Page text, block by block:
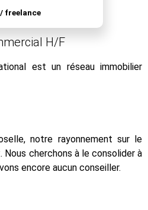
freelance
H/F
est un réseau immobilier
notre rayonnement sur le
cherchons à le consolider à
encore aucun conseiller.